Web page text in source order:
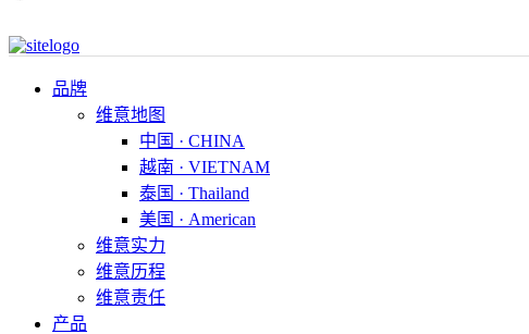
品牌
维意地图
中国 · CHINA
越南 · VIETNAM
泰国 · Thailand
美国 · American
维意实力
维意历程
维意责任
产品